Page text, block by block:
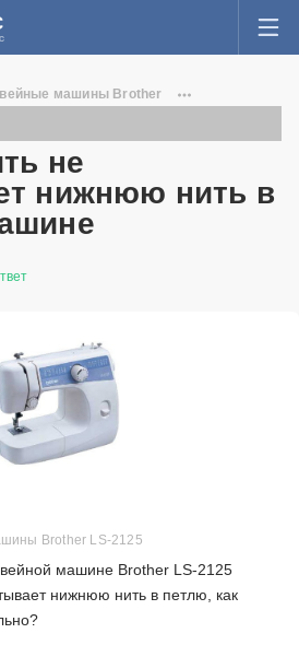
Я забыл пароль
Регистрация
ЦЕНТР ИЛИ ЧАСТНОГО МАСТЕРА
машины Brother
не
нижнюю нить в
Brother LS-2125
машине Brother LS-2125
нижнюю нить в петлю, как